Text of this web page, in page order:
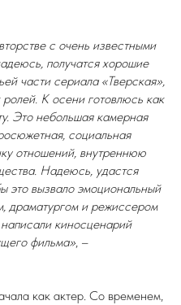
с очень известными
получатся хорошие
части сериала «Тверская»,
К осени готовлюсь как
Это небольшая камерная
социальная
отношений, внутреннюю
Надеюсь, удастся
это вызвало эмоциональный
драматургом и режиссером
киносценарий
фильма», –
как актер. Со временем,